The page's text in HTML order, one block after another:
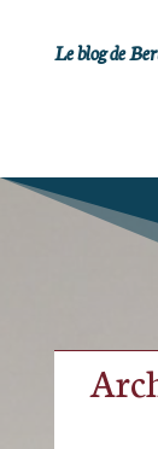
Le blog de